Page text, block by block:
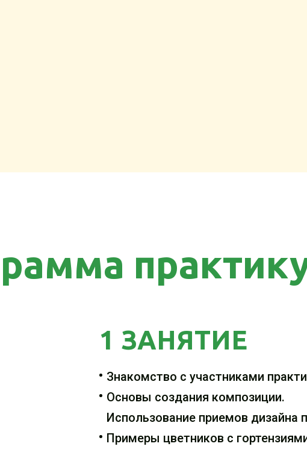
1 ЗАНЯТИЕ
Знакомство с участниками
Основы создания композиции.
Использование приемов дизайна
Примеры цветников с